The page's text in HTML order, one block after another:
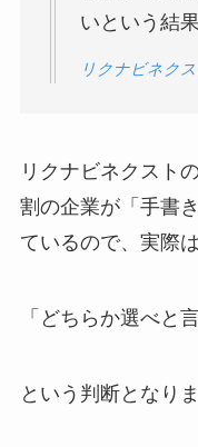
いという結
リクナビネクス
リクナビネクスト
割の企業が「手書
ているので、実際は
「どちらか選べと
という判断となりま